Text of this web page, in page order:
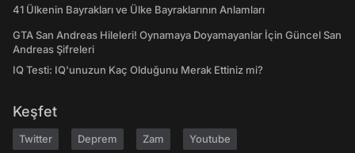
41 Ülkenin Bayrakları ve Ülke Bayraklarının Anlamları
GTA San Andreas Hileleri! Oynamaya Doyamayanlar İçin Güncel San
Andreas Şifreleri
IQ Testi: IQ'unuzun Kaç Olduğunu Merak Ettiniz mi?
Keşfet
Twitter Deprem Zam Youtube